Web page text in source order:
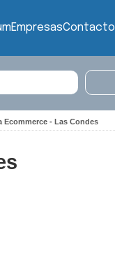
EmpresasContacto
Ecommerce - Las Condes